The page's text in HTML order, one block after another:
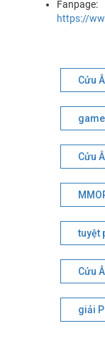
Fanpage:
https://
Cửu
Cửu
tuyệt
Cửu
giải